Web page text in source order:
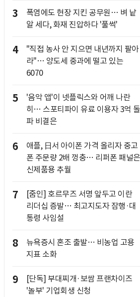
3
폭염에도 현장 지킨 공무원… 벼 낱
알 세다, 화재 진압하다 '풀썩'
4
"직접 농사 안 지으면 내년까지 팔아
라"… 양도세 중과에 떨고 있는
6070
5
'음악 앱'이 넷플릭스와 어깨 나란
히… 스포티파이 유료 이용자 3억 돌
파 비결은
6
애플, 日서 아이폰 가격 올리자 중고
폰 주문량 2배 껑충… 리퍼폰 패널은
신제품용 추월
7
[줌인] 호르무즈 서명 앞두고 이란
리더십 증발… 최고지도자 잠행·대
통령 사임설
8
뉴욕증시 혼조 출발… 비농업 고용
지표 소화
9
[단독] 부대찌개·보쌈 프랜차이즈
'놀부' 기업회생 신청